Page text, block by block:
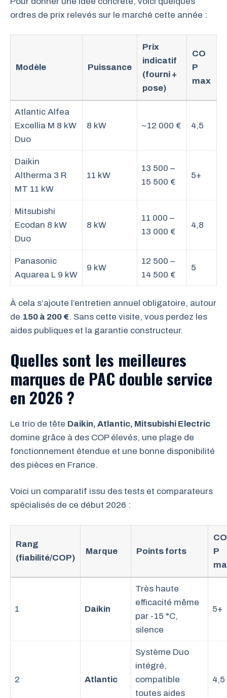
ordres de prix relevés sur le marché cette année :
Modèle Puissance
Prix
indicatif
(fourni +
pose)
CO
P
max
Atlantic Alfea
Excellia M 8 kW
Duo
8 kW ~12 000 € 4,5
Daikin
Altherma 3 R
MT 11 kW
11 kW
13 500 –
15 500 €
5+
Mitsubishi
Ecodan 8 kW
Duo
8 kW
11 000 –
13 000 €
4,8
Panasonic
Aquarea L 9 kW
9 kW
12 500 –
14 500 €
5
À cela s’ajoute l’entretien annuel obligatoire, autour
de 150 à 200 €. Sans cette visite, vous perdez les
aides publiques et la garantie constructeur.
Quelles sont les meilleures
marques de PAC double service
en 2026 ?
Le trio de tête Daikin, Atlantic, Mitsubishi Electric
domine grâce à des COP élevés, une plage de
fonctionnement étendue et une bonne disponibilité
des pièces en France.
Voici un comparatif issu des tests et comparateurs
spécialisés de ce début 2026 :
Rang
(fiabilité/COP)
Marque Points forts
CO
P
1 Daikin
Très haute
efficacité même
par -15 °C,
silence
5+
2 Atlantic
Système Duo
intégré,
compatible
toutes aides
4,5